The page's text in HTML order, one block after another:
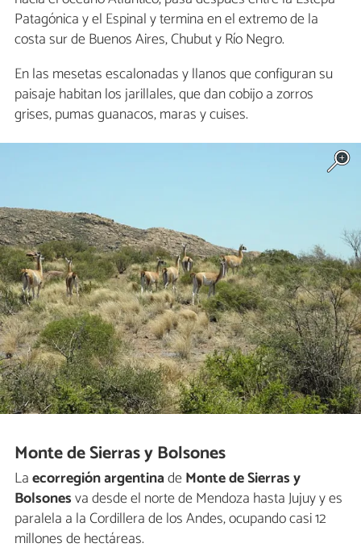
Patagónica y el Espinal y termina en el extremo de la
costa sur de Buenos Aires, Chubut y Río Negro.
En las mesetas escalonadas y llanos que configuran su
paisaje habitan los jarillales, que dan cobijo a zorros
grises, pumas guanacos, maras y cuises.
Monte de Sierras y Bolsones
Laecorregión argentinadeMonte de Sierras y
Bolsonesva desde el norte de Mendoza hasta Jujuy y es
paralela a la Cordillera de los Andes, ocupando casi 12
millones de hectáreas.